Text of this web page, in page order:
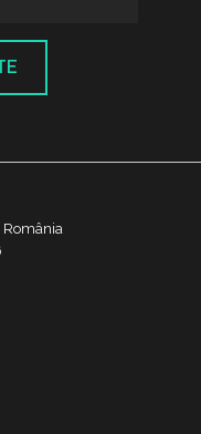
România